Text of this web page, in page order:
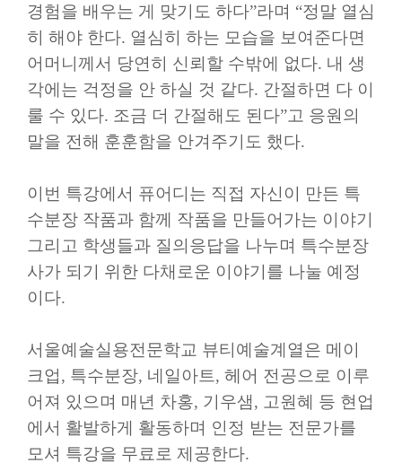
경험을 배우는 게 맞기도 하다”라며 “정말 열심
히 해야 한다. 열심히 하는 모습을 보여준다면
어머니께서 당연히 신뢰할 수밖에 없다. 내 생
각에는 걱정을 안 하실 것 같다. 간절하면 다 이
룰 수 있다. 조금 더 간절해도 된다”고 응원의
말을 전해 훈훈함을 안겨주기도 했다.
이번 특강에서 퓨어디는 직접 자신이 만든 특
수분장 작품과 함께 작품을 만들어가는 이야기
그리고 학생들과 질의응답을 나누며 특수분장
사가 되기 위한 다채로운 이야기를 나눌 예정
이다.
서울예술실용전문학교 뷰티예술계열은 메이
크업, 특수분장, 네일아트, 헤어 전공으로 이루
어져 있으며 매년 차홍, 기우샘, 고원혜 등 현업
에서 활발하게 활동하며 인정 받는 전문가를
모셔 특강을 무료로 제공한다.